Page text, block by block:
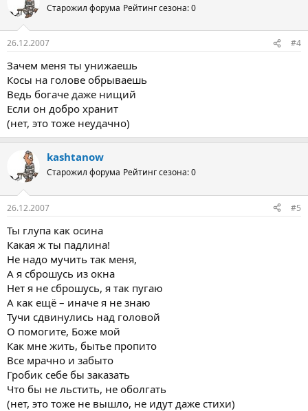
Старожил форума Рейтинг сезона: 0
26.12.2007 #4
Зачем меня ты унижаешь
Косы на голове обрываешь
Ведь богаче даже нищий
Если он добро хранит
(нет, это тоже неудачно)
kashtanow
Старожил форума Рейтинг сезона: 0
26.12.2007 #5
Ты глупа как осина
Какая ж ты падлина!
Не надо мучить так меня,
А я сброшусь из окна
Нет я не сброшусь, я так пугаю
А как ещё – иначе я не знаю
Тучи сдвинулись над головой
О помогите, Боже мой
Как мне жить, бытье пропито
Все мрачно и забыто
Гробик себе бы заказать
Что бы не льстить, не оболгать
(нет, это тоже не вышло, не идут даже стихи)